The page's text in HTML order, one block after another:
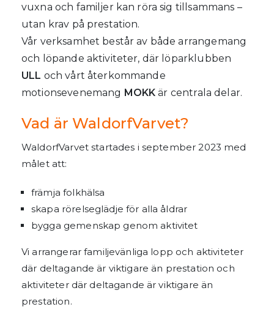
vuxna och familjer kan röra sig tillsammans –
utan krav på prestation.
Vår verksamhet består av både arrangemang
och löpande aktiviteter, där löparklubben
ULL och vårt återkommande
motionsevenemang MOKK är centrala delar.
Vad är WaldorfVarvet?
WaldorfVarvet startades i september 2023 med
målet att:
främja folkhälsa
skapa rörelseglädje för alla åldrar
bygga gemenskap genom aktivitet
Vi arrangerar familjevänliga lopp och aktiviteter
där deltagande är viktigare än prestation och
aktiviteter där deltagande är viktigare än
prestation.